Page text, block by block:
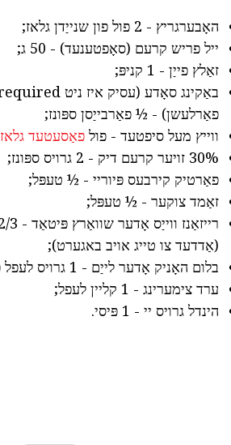
האָבערגריץ - 2 פול פון שנייַדן גלאז;
ייל פריש קרעם (סאָפטענעד) - 50 ג;
זאַלץ פייַן - 1 קניפּ;
פאַרלעשן) - ½ פאַרבייַסן ספּונז;
ווייץ מעל סיפטעד - פול פאַסעטעד גלאז
30% זויער קרעם דיק - 2 גרויס ספּונז;
פאַרטיק קירבעס פּיוריי - ½ טעפּל;
זאַמד צוקער - ½ טעפּל;
(אַדדעד צו טייג אויב באגערט);
בלום האָניק אָדער לייַם - 1 גרויס לעפל פול;
ערד צימערינג - 1 קליין לעפל;
הינדל גרויס יי - 1 פּיסי.